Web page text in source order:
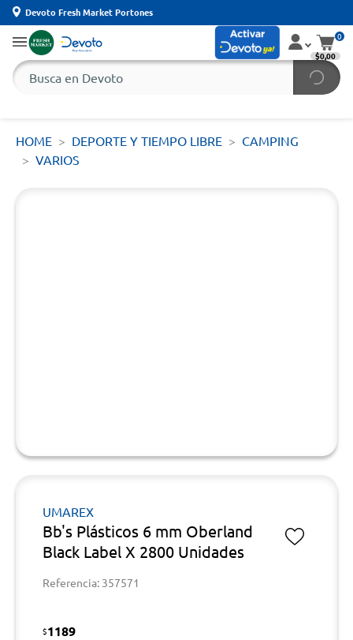
Devoto Fresh Market Portones
0
$0,00
HOME DEPORTE Y TIEMPO LIBRE
CAMPING
VARIOS
UMAREX
Bb's Plásticos 6 mm Oberland
Black Label X 2800 Unidades
Referencia: 357571
$1189